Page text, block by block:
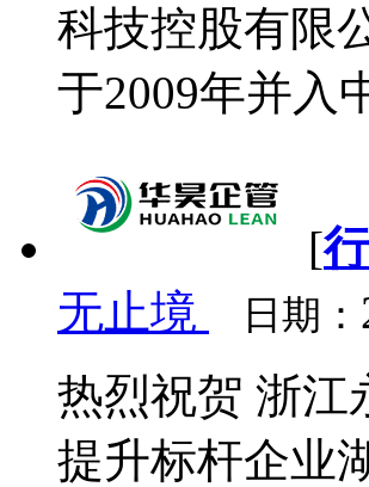
科技控股有限
于2009年并入
[
无止境
日期：
热烈祝贺 浙江
提升标杆企业